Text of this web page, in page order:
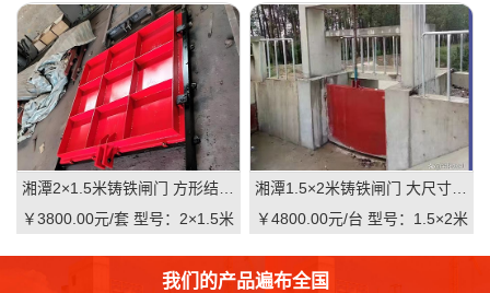
￥3800.00元/套 型号：2×1.5米
￥4800.00元/台 型号：1.5×2米
我们的产品遍布全国